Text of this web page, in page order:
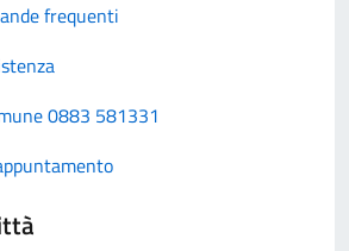
frequenti
0883 581331